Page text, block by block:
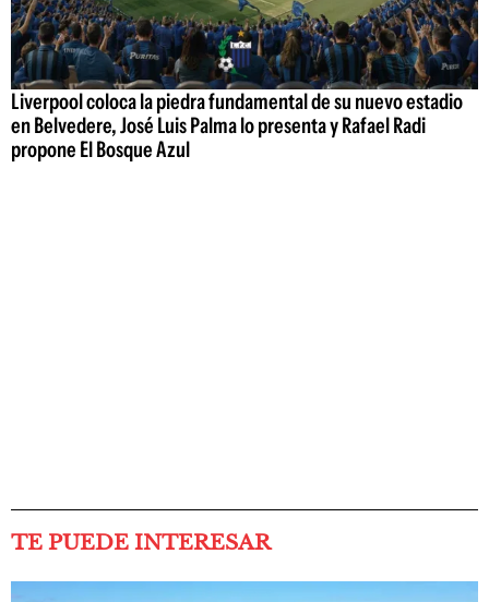
Liverpool coloca la piedra fundamental de su nuevo estadio
en Belvedere, José Luis Palma lo presenta y Rafael Radi
propone El Bosque Azul
TE PUEDE INTERESAR